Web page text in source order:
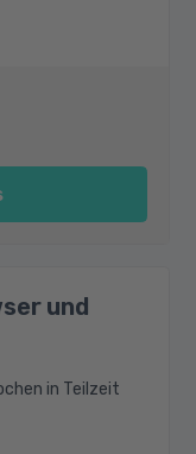
und
in Teilzeit